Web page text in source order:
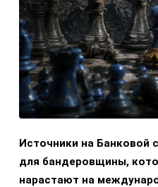
Источники на Банковой
для бандеровщины,
нарастают на